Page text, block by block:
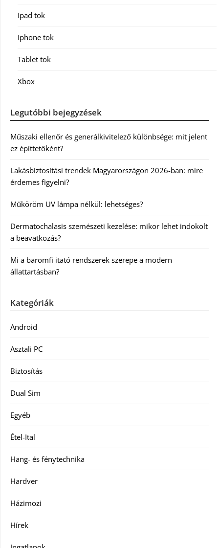
Ipad tok
Iphone tok
Tablet tok
Xbox
Legutóbbi bejegyzések
Műszaki ellenőr és generálkivitelező különbsége: mit jelent
ez építtetőként?
Lakásbiztosítási trendek Magyarországon 2026-ban: mire
érdemes figyelni?
Műköröm UV lámpa nélkül: lehetséges?
Dermatochalasis szemészeti kezelése: mikor lehet indokolt
a beavatkozás?
Mi a baromfi itató rendszerek szerepe a modern
állattartásban?
Kategóriák
Android
Asztali PC
Biztosítás
Dual Sim
Egyéb
Étel-Ital
Hang- és fénytechnika
Hardver
Házimozi
Hírek